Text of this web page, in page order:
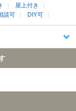
屋上付き
談可 DIY可